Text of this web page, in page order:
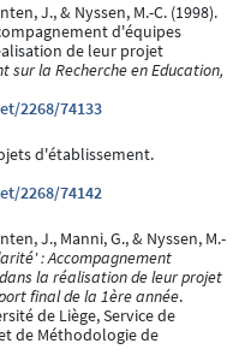
J., & Nyssen, M.-C. (1998).
d'équipes
de leur projet
sur la Recherche en Education,
2268/74133
d'établissement.
2268/74142
J., Manni, G., & Nyssen, M.-
: Accompagnement
la réalisation de leur projet
final de la 1ère année.
de Liège, Service de
de Méthodologie de